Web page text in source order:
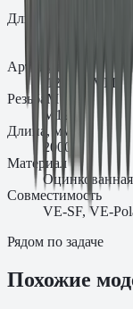
Длина
Артикул
.12.2088VM
Резьба M
M12
Длина, мм
2000
Материал
Совместимость
VE-SF, VE-
Рядом по задаче
Похожие